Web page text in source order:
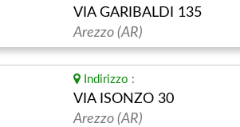
VIA GARIBALDI 135
Arezzo (AR)
Indirizzo :
VIA ISONZO 30
Arezzo (AR)